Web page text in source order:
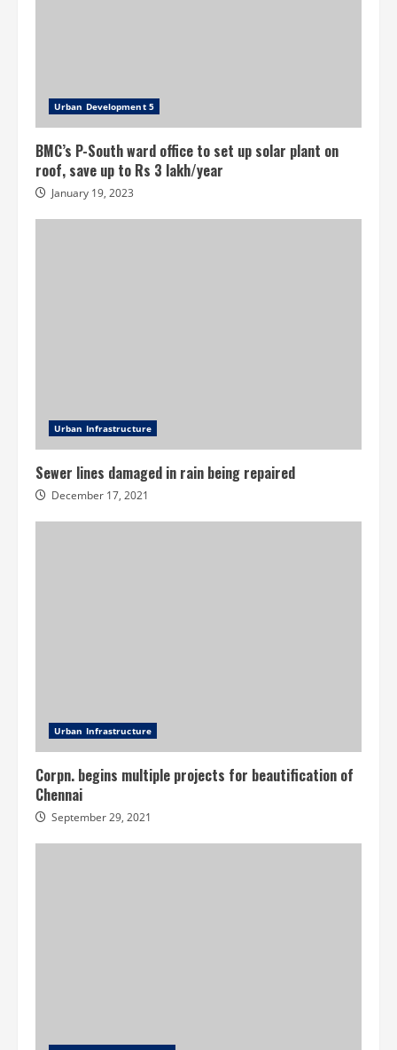
Urban Development 5
BMC’s P-South ward office to set up solar plant on
roof, save up to Rs 3 lakh/year
January 19, 2023
Urban Infrastructure
Sewer lines damaged in rain being repaired
December 17, 2021
Urban Infrastructure
Corpn. begins multiple projects for beautification of
Chennai
September 29, 2021